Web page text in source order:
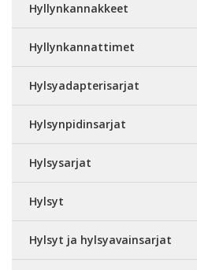
Hyllynkannakkeet
Hyllynkannattimet
Hylsyadapterisarjat
Hylsynpidinsarjat
Hylsysarjat
Hylsyt
Hylsyt ja hylsyavainsarjat